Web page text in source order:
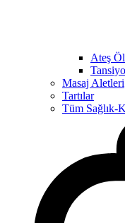
Ateş
Masaj Aletleri
Tartılar
Tüm Sağlık-